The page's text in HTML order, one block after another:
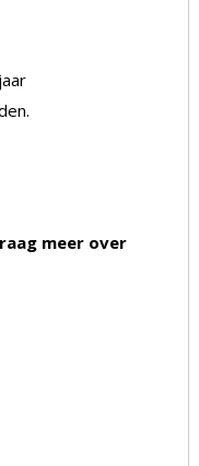
meer over